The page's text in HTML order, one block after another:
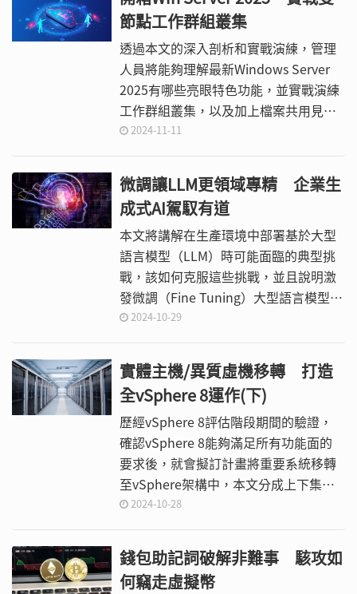
節點工作群組叢集
透過本文的深入剖析和實戰演練，管理
人員將能夠理解最新Windows Server
2025有哪些亮眼特色功能，並實戰演練
工作群組叢集，以及加上檔案共用見證
機制，讓小型企業和組織即便在沒有
能輕鬆建構容錯移轉叢集運作環境。
2024-11-11
微調讓LLM更領域專精 企業生
成式AI駕馭有道
本文將講解在生產環境中部署基於大型
語言模型（LLM）時可能面臨的典型挑
戰，該如何克服這些挑戰，並且說明激
發微調（Fine Tuning）大型語言模型的
潛在效能，以及微調過程中所存在的一
2024-10-29
實體主機/異質虛機移轉 打造
全vSphere 8運作(下)
歷經vSphere 8評估階段期間的驗證，
確認vSphere 8能夠滿足所有功能面的
要求後，就會擬訂計畫將重要系統移轉
至vSphere架構中，本文分成上下集內
容，針對實體主機與異質虛機的移轉作
要注意的事項，本文將講述最後的完整
內容。
2024-10-28
錢包助記詞破解非難事 駭攻如
何竊走虛擬幣